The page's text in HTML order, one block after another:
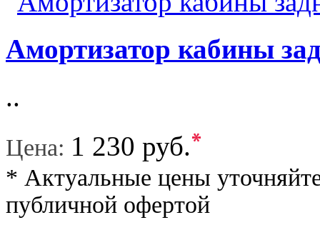
Амортизатор кабины
..
Цена: 1 230 руб.*
* Актуальные цены
публичной офертой